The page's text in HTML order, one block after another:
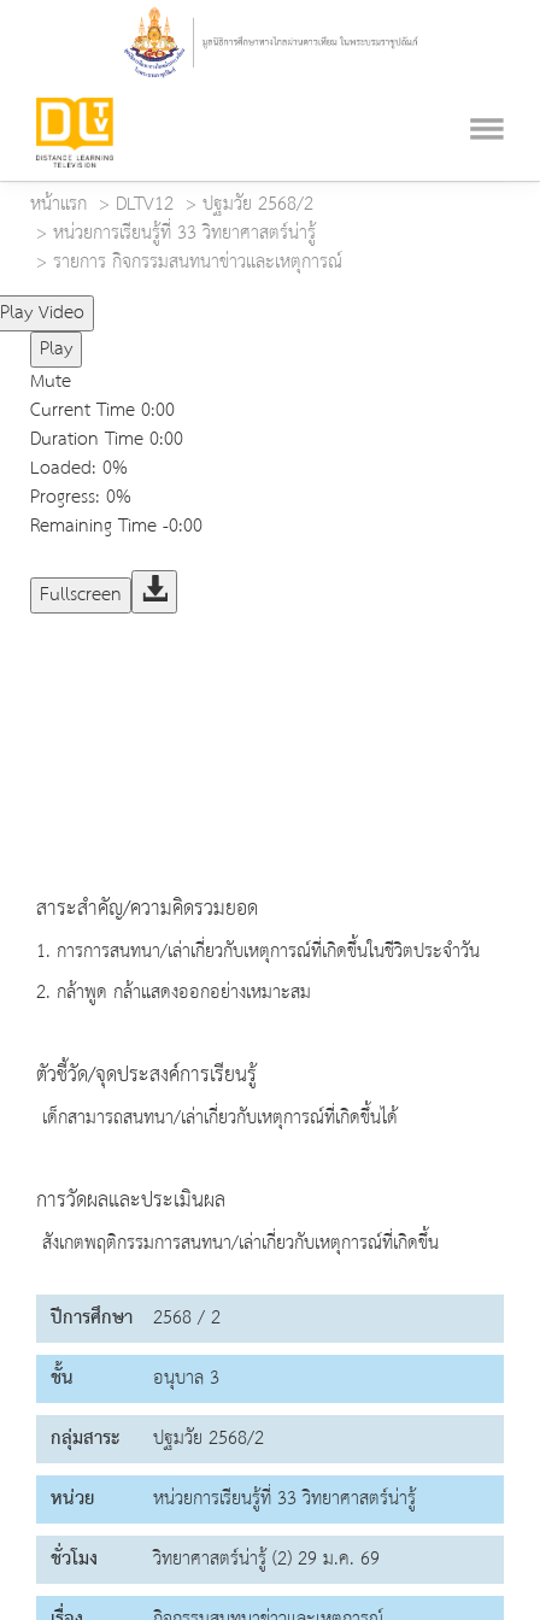
หน้าแรก DLTV12
ปฐมวัย 2568/2
หน่วยการเรียนรู้ที่ 33 วิทยาศาสตร์น่ารู้
รายการ กิจกรรมสนทนาข่าวและเหตุการณ์
Play Video
Play
Mute
Current Time0:00
Duration Time0:00
Loaded: 0%
Progress: 0%
Remaining Time-0:00
Fullscreen
สาระสำคัญ/ความคิดรวมยอด
1. การการสนทนา/เล่าเกี่ยวกับเหตุการณ์ที่เกิดขึ้นในชีวิตประจำวัน
2. กล้าพูด กล้าแสดงออกอย่างเหมาะสม
ตัวชี้วัด/จุดประสงค์การเรียนรู้
เด็กสามารถสนทนา/เล่าเกี่ยวกับเหตุการณ์ที่เกิดขึ้นได้
การวัดผลและประเมินผล
สังเกตพฤติกรรมการสนทนา/เล่าเกี่ยวกับเหตุการณ์ที่เกิดขึ้น
ปีการศึกษา 2568 / 2
ชั้น
อนุบาล 3
กลุ่มสาระ
ปฐมวัย 2568/2
หน่วย
หน่วยการเรียนรู้ที่ 33 วิทยาศาสตร์น่ารู้
ชั่วโมง
วิทยาศาสตร์น่ารู้ (2) 29 ม.ค. 69